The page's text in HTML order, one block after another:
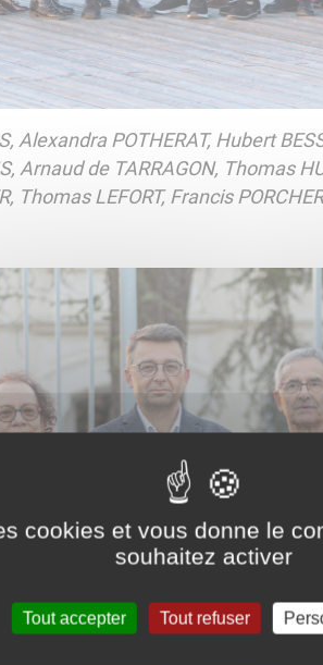
Alexandra POTHERAT, Hubert
Arnaud de TARRAGON, Thomas
Thomas LEFORT, Francis
cookies et vous donne le
souhaitez activer
Tout accepter Tout refuser